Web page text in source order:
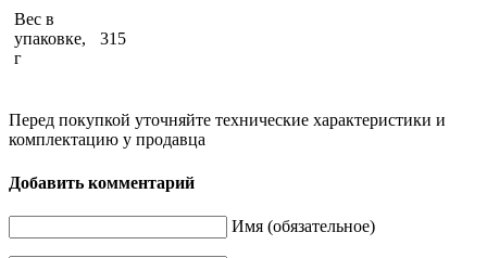
Вес в
упаковке,
г
315
Перед покупкой уточняйте технические характеристики и
комплектацию у продавца
Добавить комментарий
Имя (обязательное)